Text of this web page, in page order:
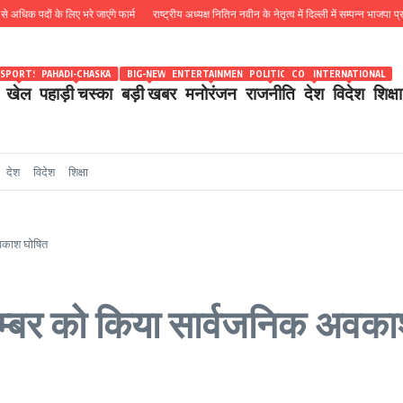
के लिए भरे जाएंगे फार्म राष्ट्रीय अध्यक्ष नितिन नवीन के नेतृत्व में दिल्ली में सम्पन्न भाजपा प्रदेश कोर
खेल
SPORTS
पहाड़ी चस्का
PAHADI-CHASKA
बड़ी खबर
BIG-NEWS
मनोरंजन
ENTERTAINMENT
राजनीति
POLITICS
देश
COUNTRY
विदेश
INTERNATIONAL
शिक्षा
देश विदेश शिक्षा
घोषित
को किया सार्वजनिक